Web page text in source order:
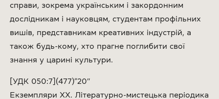
справи, зокрема українським і закордонним
дослідникам і науковцям, студентам профільних
вишів, представникам креативних індустрій, а
також будь-кому, хто прагне поглибити свої
знання у царині культури.
[УДК 050:7](477)”20″
Екземпляри ХХ. Літературно-мистецька періодика